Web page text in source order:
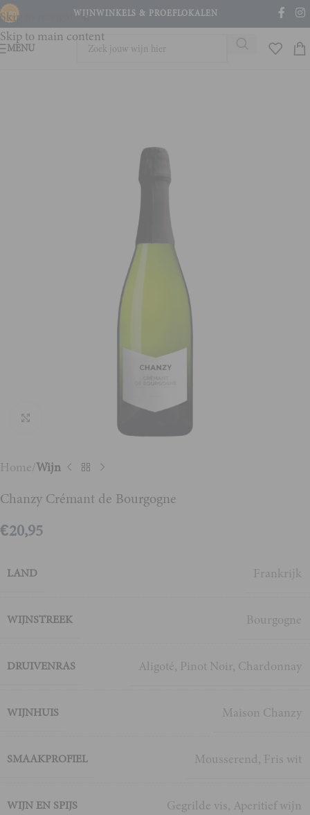
Skip to navigation
Skip to main content
WIJNWINKELS & PROEFLOKALEN
MENU
Home Wijn
Chanzy Crémant de Bourgogne
€20,95
LAND Frankrijk
WIJNSTREEK Bourgogne
DRUIVENRAS Aligoté, Pinot Noir, Chardonnay
WIJNHUIS Maison Chanzy
SMAAKPROFIEL Mousserend, Fris wit
WIJN EN SPIJS Gegrilde vis, Aperitief wijn